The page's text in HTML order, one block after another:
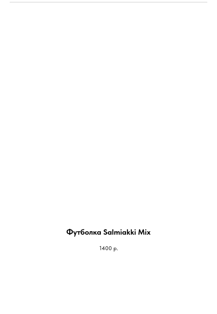
Футболка Salmiakki Mix
1400 р.